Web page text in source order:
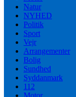
Natur
NYHED
Politik
Sport
Vejr
Arrangementer
Bolig
Sundhed
Syddanmark
112
Motor